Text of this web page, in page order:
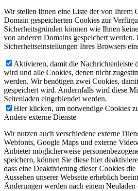
Wir stellen Ihnen eine Liste der von Ihrem
Domain gespeicherten Cookies zur
Sicherheitsgründen können wie Ihnen
von anderen Domains gespeichert
Sicherheitseinstellungen Ihres Browsers
Aktivieren, damit die Nachrichtenleiste
wird und alle Cookies, denen nicht
werden. Wir benötigen zwei Cookies,
gespeichert wird. Andernfalls wird diese
Seitenladen eingeblendet werden.
Hier klicken, um notwendige Cookies
Andere externe Dienste
Wir nutzen auch verschiedene externe
Webfonts, Google Maps und externe
Anbieter möglicherweise
speichern, können Sie diese hier
dass eine Deaktivierung dieser Cookies
Aussehen unserer Webseite erheblich
Änderungen werden nach einem Neuladen